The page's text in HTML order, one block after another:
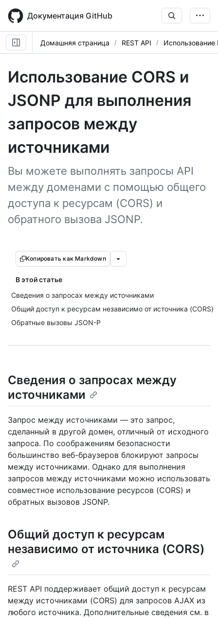
main
content
Документация GitHub
Домашняя страница REST API Использование
Использование CORS и
JSONP для выполнения
запросов между
источниками
Вы можете выполнять запросы API
между доменами с помощью общего
доступа к ресурсам (CORS) и
обратного вызова JSONP.
Копировать как Markdown
В этой статье
Сведения о запросах между источниками
Общий доступ к ресурсам независимо от источника (CORS)
Обратные вызовы JSON-P
Сведения о запросах между
источниками
Запрос между источниками — это запрос,
сделанный в другой домен, отличный от исходного
запроса. По соображениям безопасности
большинство веб-браузеров блокируют запросы
между источниками. Однако для выполнения
запросов между источниками можно использовать
совместное использование ресурсов (CORS) и
обратных вызовов JSONP.
Общий доступ к ресурсам
независимо от источника (CORS)
REST API поддерживает общий доступ к ресурсам
между источниками (CORS) для запросов AJAX из
любого источника. Дополнительные сведения см. в